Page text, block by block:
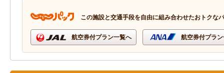
この施設と交通手段を自由に組み合わせたおトクな
航空券付プラン一覧へ 航空券付プラ